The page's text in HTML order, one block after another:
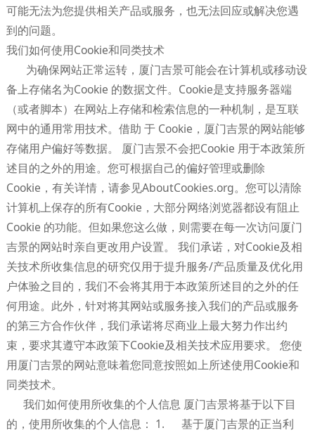
可能无法为您提供相关产品或服务，也无法回应或解决您遇
到的问题。
我们如何使用Cookie和同类技术
为确保网站正常运转，厦门吉景可能会在计算机或移动设
备上存储名为Cookie 的数据文件。Cookie是支持服务器端
（或者脚本）在网站上存储和检索信息的一种机制，是互联
网中的通用常用技术。借助 于 Cookie，厦门吉景的网站能够
存储用户偏好等数据。 厦门吉景不会把Cookie 用于本政策所
述目的之外的用途。您可根据自己的偏好管理或删除
Cookie，有关详情，请参见AboutCookies.org。您可以清除
计算机上保存的所有Cookie，大部分网络浏览器都设有阻止
Cookie 的功能。但如果您这么做，则需要在每一次访问厦门
吉景的网站时亲自更改用户设置。 我们承诺，对Cookie及相
关技术所收集信息的研究仅用于提升服务/产品质量及优化用
户体验之目的，我们不会将其用于本政策所述目的之外的任
何用途。此外，针对将其网站或服务接入我们的产品或服务
的第三方合作伙伴，我们承诺将尽商业上最大努力作出约
束，要求其遵守本政策下Cookie及相关技术应用要求。 您使
用厦门吉景的网站意味着您同意按照如上所述使用Cookie和
同类技术。
我们如何使用所收集的个人信息 厦门吉景将基于以下目
的，使用所收集的个人信息： 1. 基于厦门吉景的正当利